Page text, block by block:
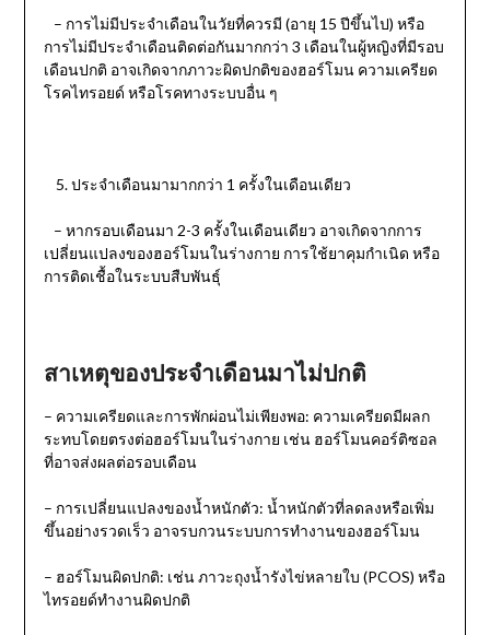
– การไม่มีประจำเดือนในวัยที่ควรมี (อายุ 15 ปีขึ้นไป) หรือ
การไม่มีประจำเดือนติดต่อกันมากกว่า 3 เดือนในผู้หญิงที่มีรอบ
เดือนปกติ อาจเกิดจากภาวะผิดปกติของฮอร์โมน ความเครียด
โรคไทรอยด์ หรือโรคทางระบบอื่น ๆ
ประจำเดือนมามากกว่า 1 ครั้งในเดือนเดียว
– หากรอบเดือนมา 2-3 ครั้งในเดือนเดียว อาจเกิดจากการ
เปลี่ยนแปลงของฮอร์โมนในร่างกาย การใช้ยาคุมกำเนิด หรือ
การติดเชื้อในระบบสืบพันธุ์
สาเหตุของประจำเดือนมาไม่ปกติ
– ความเครียดและการพักผ่อนไม่เพียงพอ: ความเครียดมีผลก
ระทบโดยตรงต่อฮอร์โมนในร่างกาย เช่น ฮอร์โมนคอร์ติซอล
ที่อาจส่งผลต่อรอบเดือน
– การเปลี่ยนแปลงของน้ำหนักตัว: น้ำหนักตัวที่ลดลงหรือเพิ่ม
ขึ้นอย่างรวดเร็ว อาจรบกวนระบบการทำงานของฮอร์โมน
– ฮอร์โมนผิดปกติ: เช่น ภาวะถุงน้ำรังไข่หลายใบ (PCOS) หรือ
ไทรอยด์ทำงานผิดปกติ